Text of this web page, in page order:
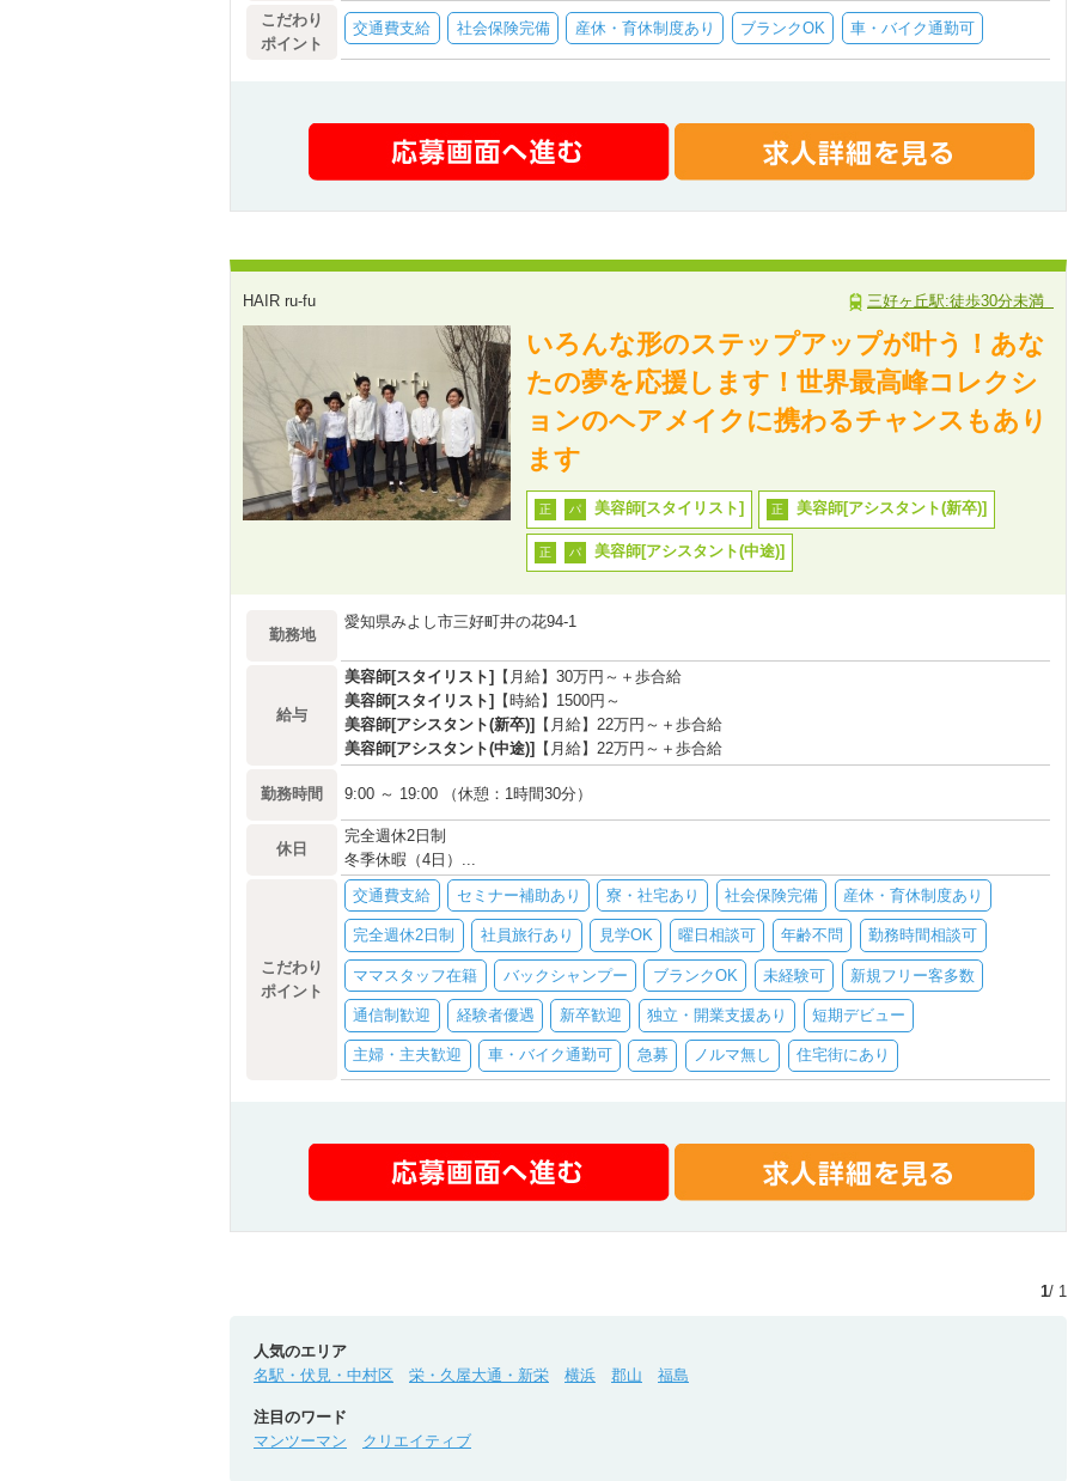
こだわり
ポイント
交通費支給 社会保険完備 産休・育休制度あり ブランクOK 車・バイク通勤可
HAIR ru-fu 三好ヶ丘駅:徒歩30分未満
いろんな形のステップアップが叶う！あな
たの夢を応援します！世界最高峰コレクシ
ョンのヘアメイクに携わるチャンスもあり
ます
正 パ 美容師[スタイリスト] 正 美容師[アシスタント(新卒)]
正 パ 美容師[アシスタント(中途)]
勤務地
愛知県みよし市三好町井の花94-1
給与
美容師[スタイリスト]
【月給】30万円～＋歩合給
美容師[スタイリスト]
【時給】1500円～
美容師[アシスタント(新卒)]
【月給】22万円～＋歩合給
美容師[アシスタント(中途)]
【月給】22万円～＋歩合給
勤務時間 9:00 ～ 19:00 （休憩：1時間30分）
休日
完全週休2日制
冬季休暇（4日）...
こだわり
ポイント
交通費支給 セミナー補助あり 寮・社宅あり 社会保険完備 産休・育休制度あり
完全週休2日制 社員旅行あり 見学OK 曜日相談可 年齢不問 勤務時間相談可
ママスタッフ在籍 バックシャンプー ブランクOK 未経験可 新規フリー客多数
通信制歓迎 経験者優遇 新卒歓迎 独立・開業支援あり 短期デビュー
主婦・主夫歓迎 車・バイク通勤可 急募 ノルマ無し 住宅街にあり
1/ 1
人気のエリア
名駅・伏見・中村区
栄・久屋大通・新栄 横浜 郡山 福島
注目のワード
マンツーマン
クリエイティブ